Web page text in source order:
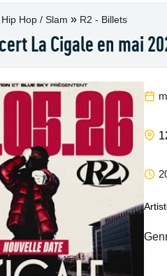
Hop / Slam » R2 - Billets
La Cigale en mai